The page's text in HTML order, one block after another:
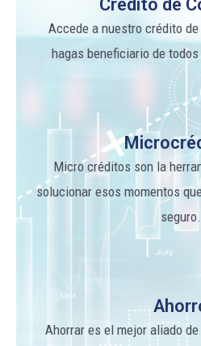
Crédito de
Accede a nuestro crédito
hagas beneficiario de
Micro créditos son la
solucionar esos momentos
seguro.
Ahorrar es el mejor aliado